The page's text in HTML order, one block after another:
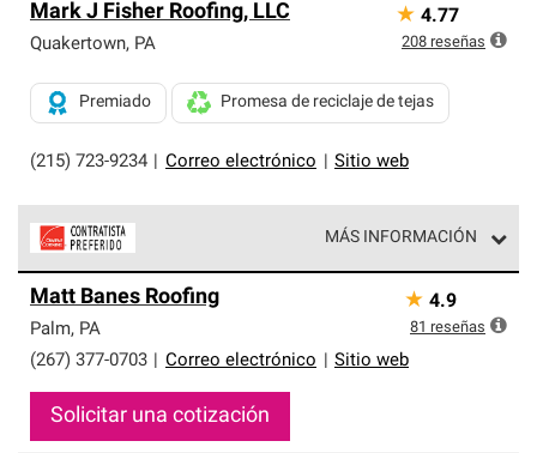
Mark J Fisher Roofing, LLC
Quakertown, PA
(215) 723-9234 Correo electrónico Sitio web
Premiado Promesa de reciclaje de tejas
★ 4.77
208 reseñas
MÁS INFORMACIÓN
parte de una red exclusiva de profesionales de techos
que cumplen con altos estándares y requisitos estrictos
de profesionalismo y confiabilidad.
Matt Banes Roofing
Palm, PA
(267) 377-0703
Correo electrónico Sitio web
Solicitar una cotización
★ 4.9
81 reseñas